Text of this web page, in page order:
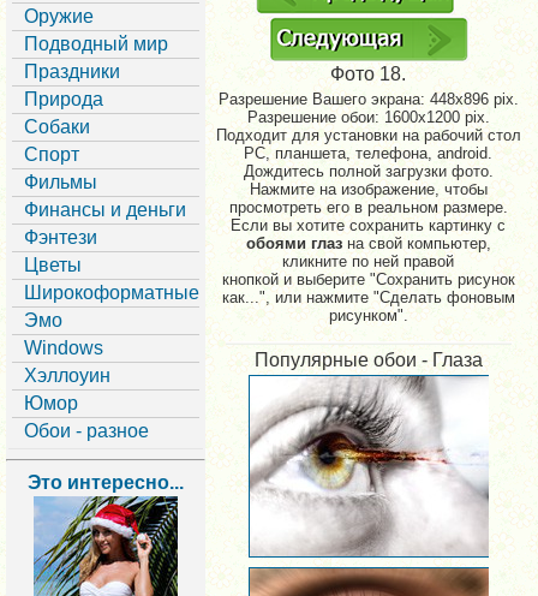
Оружие
Подводный мир
Праздники
Природа
Собаки
Спорт
Фильмы
Финансы и деньги
Фэнтези
Цветы
Широкоформатные
Эмо
Windows
Хэллоуин
Юмор
Обои - разное
Это интересно...
Фото 18.
Разрешение Вашего экрана: 448x896 pix.
Разрешение обои: 1600x1200 pix.
Подходит для установки на рабочий стол
PC, планшета, телефона, android.
Дождитесь полной загрузки фото.
Нажмите на изображение, чтобы
просмотреть его в реальном размере.
Если вы хотите сохранить картинку с
обоями глаз на свой компьютер,
кликните по ней правой
кнопкой и выберите "Сохранить рисунок
как...", или нажмите "Сделать фоновым
рисунком".
Популярные обои - Глаза